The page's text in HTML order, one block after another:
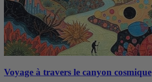
Voyage à travers le canyon cosmique